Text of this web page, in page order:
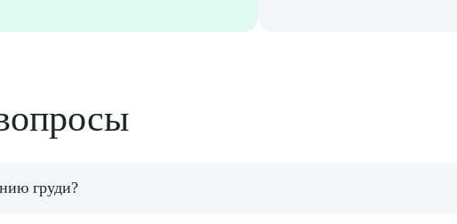
груди?